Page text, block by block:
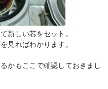
新しい芯をセット。
見ればわかります。
かもここで確認しておきまし